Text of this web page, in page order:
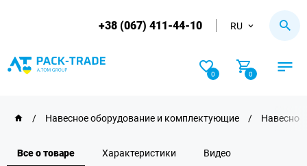
+38 (067) 411-44-10 RU
0 0
/ Навесное оборудование и комплектующие / Навесное
Все о товаре Характеристики Видео